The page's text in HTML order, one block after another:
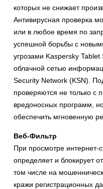
которых не снижает
Антивирусная проверка
или в любое время по
успешной борьбы с
угрозами Kaspersky
облачной сетью
Security Network (KSN).
проверяются не только с
вредоносных программ,
обеспечить мгновенную
Веб-Фильтр
При просмотре интернет-
определяет и блокирует
том числе на
кражи регистрационных